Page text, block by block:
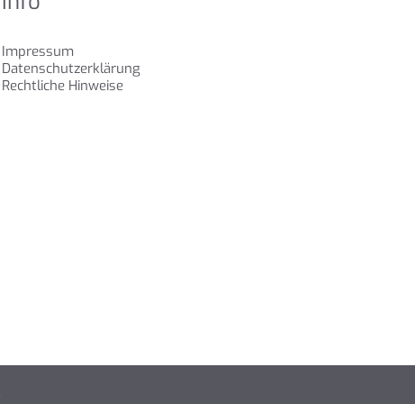
Impressum
Datenschutzerklärung
Rechtliche Hinweise